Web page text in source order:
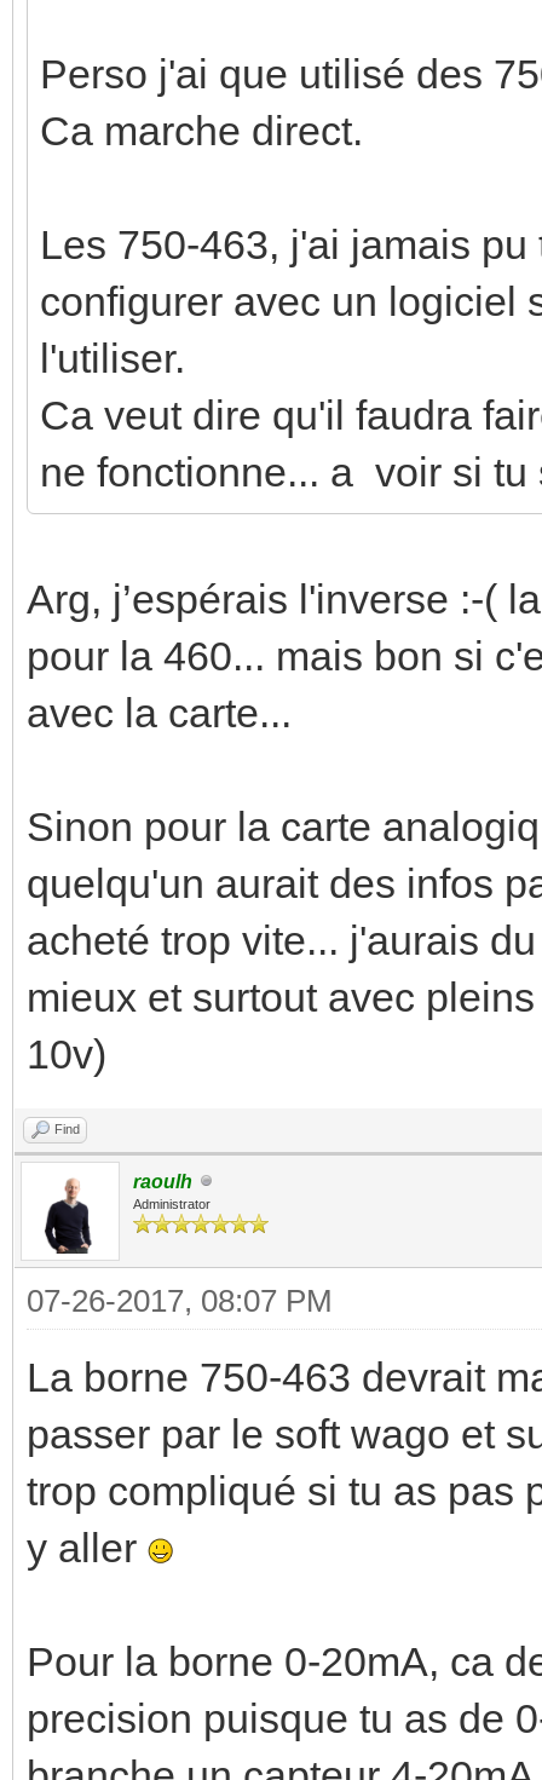
Perso j'ai que utilisé des
Ca marche direct.
Les 750-463, j'ai jamais
configurer avec un logiciel
l'utiliser.
Ca veut dire qu'il faudra
ne fonctionne... a voir si
Arg, j’espérais l'inverse :-(
pour la 460... mais bon si
avec la carte...
Sinon pour la carte
quelqu'un aurait des infos
acheté trop vite... j'aurais
mieux et surtout avec
10v)
Find
raoulh
Administrator
07-26-2017, 08:07 PM
La borne 750-463 devrait
passer par le soft wago et
trop compliqué si tu as pas
y aller
Pour la borne 0-20mA, ca
precision puisque tu as de